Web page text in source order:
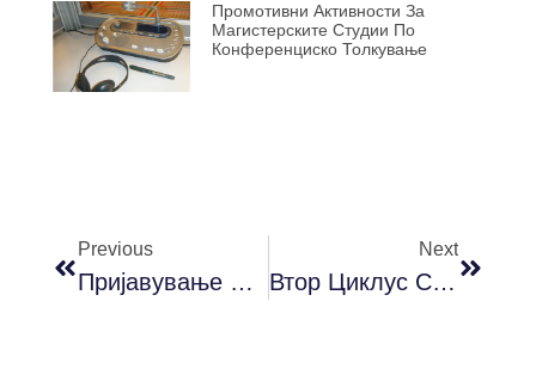
Промотивни Активности За
Магистерските Студии По
Конференциско Толкување
Previous
Пријавување Испити За Сесијата Јуни 2021
Next
Втор Циклус Студии (ЕКТС) – Заверка На Летен Семестар И Пријавување Испити За Летниот Испитен Рок